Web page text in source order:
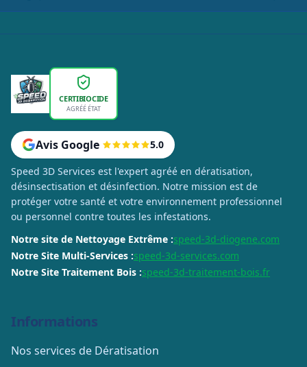
CERTIBIOCIDE
AGRÉÉ ÉTAT
Avis Google 5.0
Speed 3D Services est l'expert agréé en dératisation,
désinsectisation et désinfection. Notre mission est de
protéger votre santé et votre environnement professionnel
ou personnel contre toutes les infestations.
Notre site de Nettoyage Extrême :speed-3d-diogene.com
Notre Site Multi-Services :speed-3d-services.com
Notre Site Traitement Bois :speed-3d-traitement-bois.fr
Informations
Nos services de Dératisation